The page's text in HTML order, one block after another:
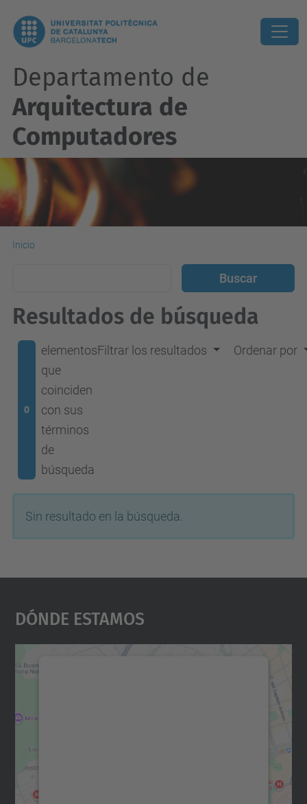
Departamento de
Arquitectura de
Computadores
Inicio
Resultados de búsqueda
0
elementos
que
coinciden
con sus
términos
de
búsqueda
Filtrar los resultados Ordenar por
Sin resultado en la búsqueda.
Dónde Estamos